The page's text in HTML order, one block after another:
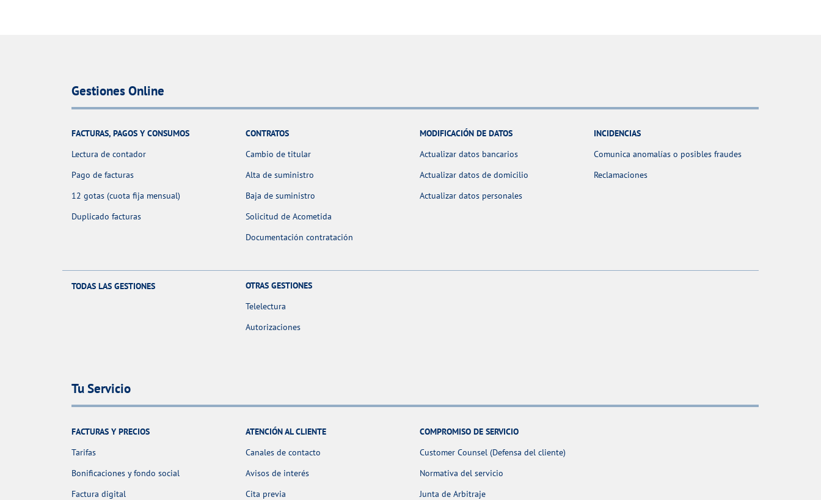
Gestiones Online
FACTURAS, PAGOS Y CONSUMOS
Lectura de contador
Pago de facturas
12 gotas (cuota fija mensual)
Duplicado facturas
CONTRATOS
Cambio de titular
Alta de suministro
Baja de suministro
Solicitud de Acometida
Documentación contratación
MODIFICACIÓN DE DATOS
Actualizar datos bancarios
Actualizar datos de domicilio
Actualizar datos personales
INCIDENCIAS
Comunica anomalías o posibles fraudes
Reclamaciones
TODAS LAS GESTIONES
OTRAS GESTIONES
Telelectura
Autorizaciones
Tu Servicio
FACTURAS Y PRECIOS
Tarifas
Bonificaciones y fondo social
Factura digital
ATENCIÓN AL CLIENTE
Canales de contacto
Avisos de interés
Cita previa
COMPROMISO DE SERVICIO
Customer Counsel (Defensa del cliente)
Normativa del servicio
Junta de Arbitraje